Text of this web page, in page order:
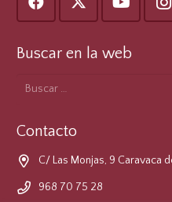
Buscar en la web
Buscar:
Contacto
C/ Las Monjas, 9 Caravaca
968 70 75 28